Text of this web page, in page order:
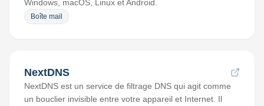
Windows, macOS, Linux et Android.
Boîte mail
NextDNS
NextDNS est un service de filtrage DNS qui agit comme
un bouclier invisible entre votre appareil et Internet. Il